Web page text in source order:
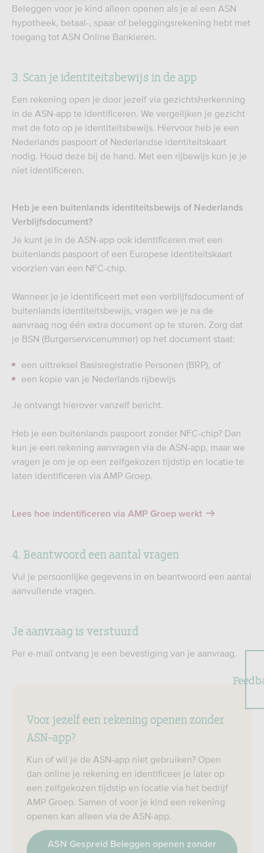
Beleggen voor je kind alleen openen als je al een ASN
hypotheek, betaal-, spaar of beleggingsrekening hebt met
toegang tot ASN Online Bankieren.
3. Scan je identiteitsbewijs in de app
Een rekening open je door jezelf via gezichtsherkenning
in de ASN-app te identificeren. We vergelijken je gezicht
met de foto op je identiteitsbewijs. Hiervoor heb je een
Nederlands paspoort of Nederlandse identiteitskaart
nodig. Houd deze bij de hand. Met een rijbewijs kun je je
niet identificeren.
Heb je een buitenlands identiteitsbewijs of Nederlands
Verblijfsdocument?
Je kunt je in de ASN-app ook identificeren met een
buitenlands paspoort of een Europese identiteitskaart
voorzien van een NFC-chip.
Wanneer je je identificeert met een verblijfsdocument of
buitenlands identiteitsbewijs, vragen we je na de
aanvraag nog één extra document op te sturen. Zorg dat
je BSN (Burgerservicenummer) op het document staat:
een uittreksel Basisregistratie Personen (BRP), of
een kopie van je Nederlands rijbewijs
Je ontvangt hierover vanzelf bericht.
Heb je een buitenlands paspoort zonder NFC-chip? Dan
kun je een rekening aanvragen via de ASN-app, maar we
vragen je om je op een zelfgekozen tijdstip en locatie te
laten identificeren via AMP Groep.
Lees hoe indentificeren via AMP Groep werkt
4. Beantwoord een aantal vragen
Vul je persoonlijke gegevens in en beantwoord een aantal
aanvullende vragen.
Je aanvraag is verstuurd
Per e-mail ontvang je een bevestiging van je aanvraag.
Voor jezelf een rekening openen zonder
ASN-app?
Kun of wil je de ASN-app niet gebruiken? Open
dan online je rekening en identificeer je later op
een zelfgekozen tijdstip en locatie via het bedrijf
AMP Groep. Samen of voor je kind een rekening
openen kan alleen via de ASN-app.
ASN Gespreid Beleggen openen zonder